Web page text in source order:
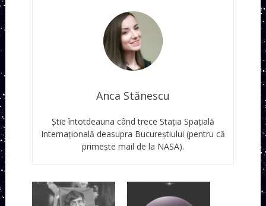
Anca Stănescu
Știe întotdeauna când trece Stația Spațială
Internațională deasupra Bucureștiului (pentru că
primește mail de la NASA).